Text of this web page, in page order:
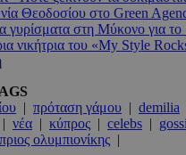
Θεοδοσίου στο Green
γυρίσματα στη Μύκονο για
νικήτρια του «My Style
| πρόταση γάμου | demilia
| νέα | κύπρος | celebs |
ολυμπιονίκης |